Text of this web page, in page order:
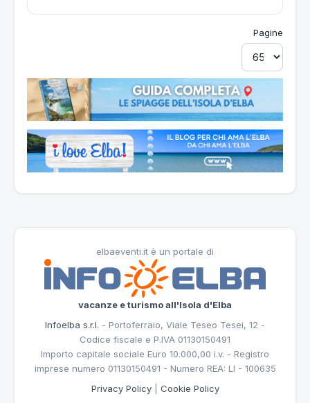
Pagine
elbaeventi.it è un portale di
vacanze e turismo all'Isola d'Elba
Infoelba s.r.l. - Portoferraio, Viale Teseo Tesei, 12 -
Codice fiscale e P.IVA 01130150491
Importo capitale sociale Euro 10.000,00 i.v. - Registro
imprese numero 01130150491 - Numero REA: LI - 100635
Privacy Policy| Cookie Policy